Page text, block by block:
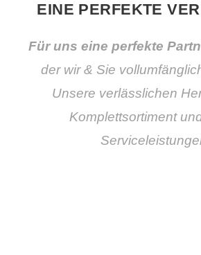
EINE PERFEKTE
Für uns eine perfekte
der wir & Sie
Unsere verlässlichen
Komplettsortiment